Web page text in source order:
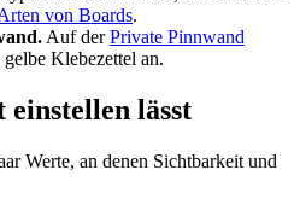
von Boards.
Auf derPrivate Pinnwand
Klebezettel an.
einstellen lässt
Werte, an denen Sichtbarkeit und